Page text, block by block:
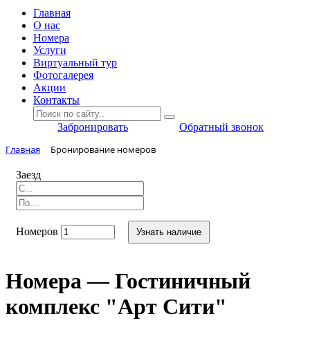
Главная
O нас
Номера
Услуги
Виртуальный тур
Фотогалерея
Акции
Контакты
Забронировать Обратный звонок
Главная Бронирование номеров
Заезд
Номеров Узнать наличие
Номера — Гостиничный
комплекс "Арт Сити"